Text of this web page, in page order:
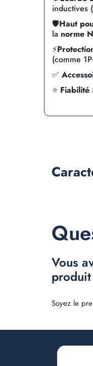
inductives
🛡️Haut
la norme
⚡
(comme
✅
⭐ Fiabilité
Vous
Soyez le